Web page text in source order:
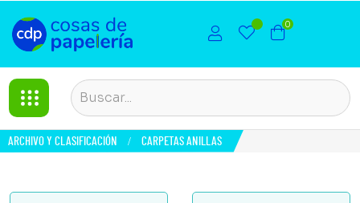
0
ARCHIVO Y CLASIFICACIÓN CARPETAS ANILLAS